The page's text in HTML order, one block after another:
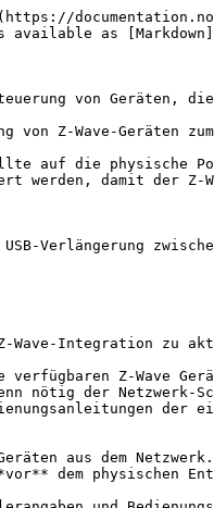
as
von Geräten,
Z-Wave-Geräten
auf die physische
werden, damit der Z-
Verlängerung
der